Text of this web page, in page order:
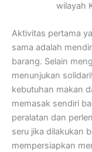
wilayah
Aktivitas pertama
sama adalah
barang. Selain
menunjukan
kebutuhan makan
memasak sendiri
peralatan dan
seru jika dilakukan
mempersiapkan